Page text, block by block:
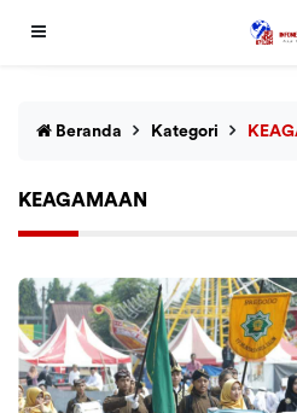
Beranda Kategori
KEAGAMAAN